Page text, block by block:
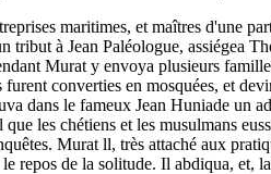
maritimes, et maîtres d'une
à Jean Paléologue, assiégea
Murat y envoya plusieurs
furent converties en mosquées, et
dans le fameux Jean Huniade un
que les chétiens et les musulmans
Murat ll, très attaché aux
repos de la solitude. Il abdiqua, et,